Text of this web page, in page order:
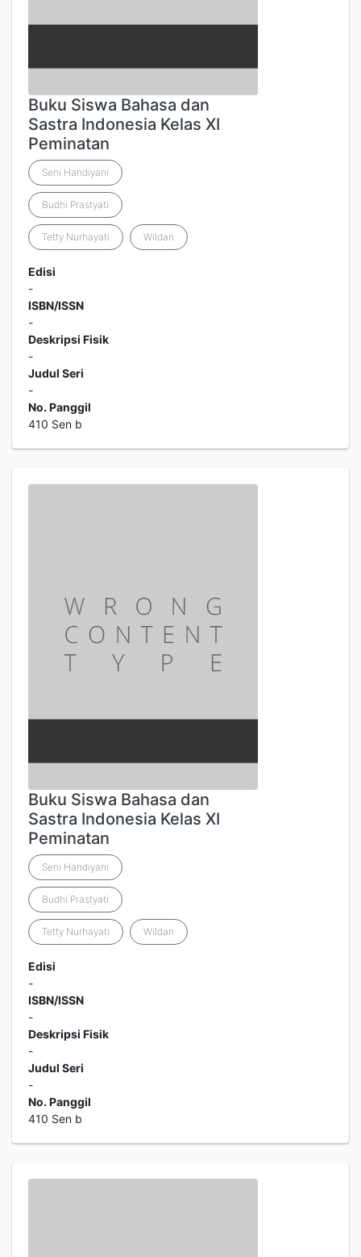
Buku Siswa Bahasa dan
Sastra Indonesia Kelas XI
Peminatan
Seni Handiyani
Budhi Prastyati
Tetty Nurhayati Wildan
Edisi
-
ISBN/ISSN
-
Deskripsi Fisik
-
Judul Seri
-
No. Panggil
410 Sen b
Buku Siswa Bahasa dan
Sastra Indonesia Kelas XI
Peminatan
Seni Handiyani
Budhi Prastyati
Tetty Nurhayati Wildan
Edisi
-
ISBN/ISSN
-
Deskripsi Fisik
-
Judul Seri
-
No. Panggil
410 Sen b